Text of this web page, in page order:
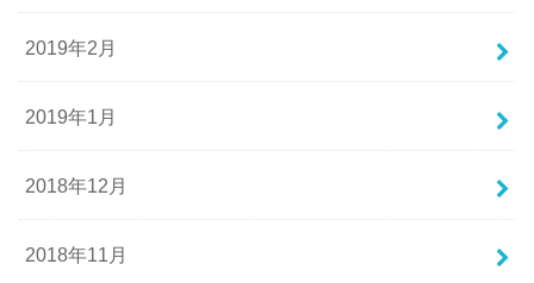
2019年2月
2019年1月
2018年12月
2018年11月